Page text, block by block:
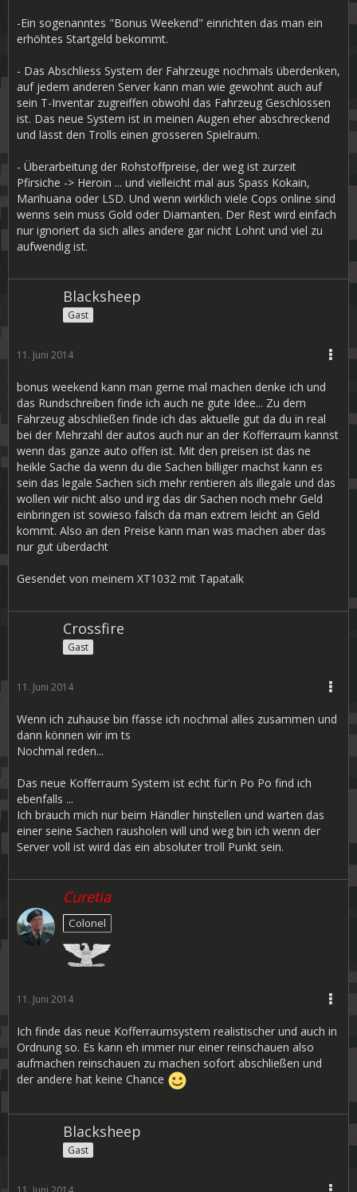
-Ein sogenanntes "Bonus Weekend" einrichten das man ein
erhöhtes Startgeld bekommt.
- Das Abschliess System der Fahrzeuge nochmals überdenken,
auf jedem anderen Server kann man wie gewohnt auch auf
sein T-Inventar zugreiffen obwohl das Fahrzeug Geschlossen
ist. Das neue System ist in meinen Augen eher abschreckend
und lässt den Trolls einen grosseren Spielraum.
- Überarbeitung der Rohstoffpreise, der weg ist zurzeit
Pfirsiche -> Heroin ... und vielleicht mal aus Spass Kokain,
Marihuana oder LSD. Und wenn wirklich viele Cops online sind
wenns sein muss Gold oder Diamanten. Der Rest wird einfach
nur ignoriert da sich alles andere gar nicht Lohnt und viel zu
aufwendig ist.
Blacksheep
Gast
11. Juni 2014
bonus weekend kann man gerne mal machen denke ich und
das Rundschreiben finde ich auch ne gute Idee... Zu dem
Fahrzeug abschließen finde ich das aktuelle gut da du in real
bei der Mehrzahl der autos auch nur an der Kofferraum kannst
wenn das ganze auto offen ist. Mit den preisen ist das ne
heikle Sache da wenn du die Sachen billiger machst kann es
sein das legale Sachen sich mehr rentieren als illegale und das
wollen wir nicht also und irg das dir Sachen noch mehr Geld
einbringen ist sowieso falsch da man extrem leicht an Geld
kommt. Also an den Preise kann man was machen aber das
nur gut überdacht
Gesendet von meinem XT1032 mit Tapatalk
Crossfire
Gast
11. Juni 2014
Wenn ich zuhause bin ffasse ich nochmal alles zusammen und
dann können wir im ts
Nochmal reden...
Das neue Kofferraum System ist echt für'n Po Po find ich
ebenfalls ...
Ich brauch mich nur beim Händler hinstellen und warten das
einer seine Sachen rausholen will und weg bin ich wenn der
Server voll ist wird das ein absoluter troll Punkt sein.
Curetia
Colonel
11. Juni 2014
Ich finde das neue Kofferraumsystem realistischer und auch in
Ordnung so. Es kann eh immer nur einer reinschauen also
aufmachen reinschauen zu machen sofort abschließen und
der andere hat keine Chance
Blacksheep
Gast